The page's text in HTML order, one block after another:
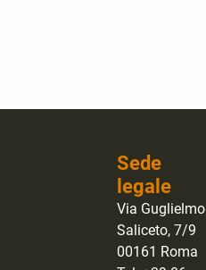
Sede
legale
Via Guglielmo
Saliceto, 7/9
00161 Roma